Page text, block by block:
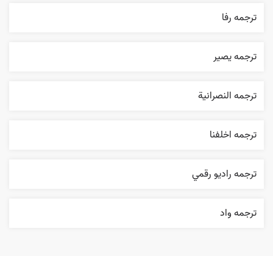
ترجمه رفا
ترجمه یصیر
ترجمه النصرانية
ترجمه اخلفنا
ترجمه راديو رقمي
ترجمه واد